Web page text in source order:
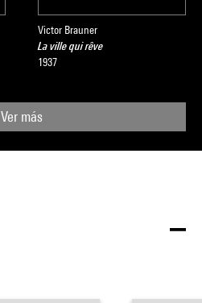
Victor Brauner
La ville qui rêve
1937
Ver más